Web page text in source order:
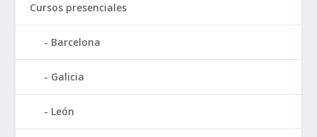
Cursos presenciales
Barcelona
Galicia
León